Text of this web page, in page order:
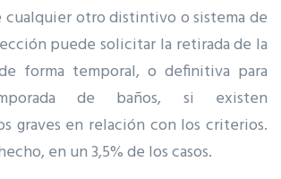
otro distintivo o sistema de
puede solicitar la retirada de la
forma temporal, o definitiva para
de baños, si existen
graves en relación con los criterios.
en un 3,5% de los casos.